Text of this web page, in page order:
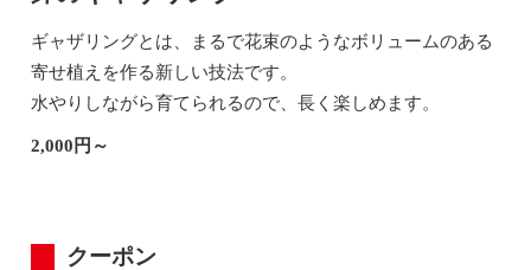
ギャザリングとは、まるで花束のようなボリュームのある
寄せ植えを作る新しい技法です。
水やりしながら育てられるので、長く楽しめます。
2,000円～
クーポン